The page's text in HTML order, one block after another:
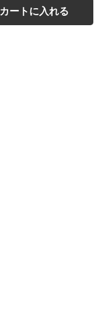
カートに入れる